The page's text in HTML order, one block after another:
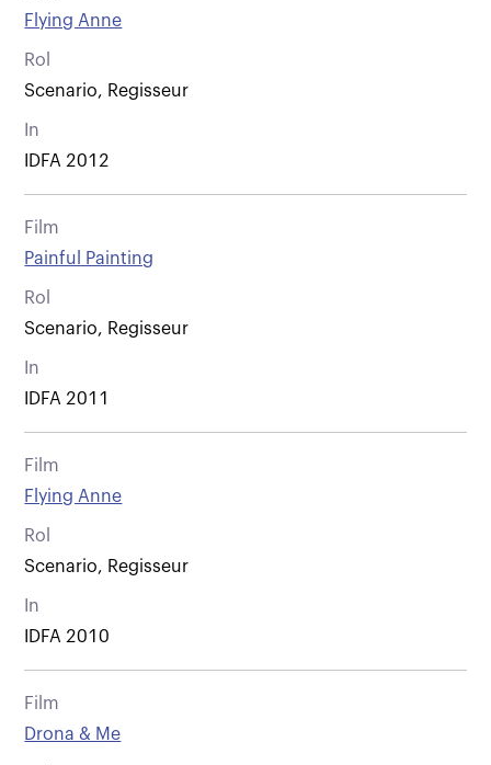
Flying Anne
Rol
Scenario, Regisseur
In
IDFA 2012
Film
Painful Painting
Rol
Scenario, Regisseur
In
IDFA 2011
Film
Flying Anne
Rol
Scenario, Regisseur
In
IDFA 2010
Film
Drona & Me